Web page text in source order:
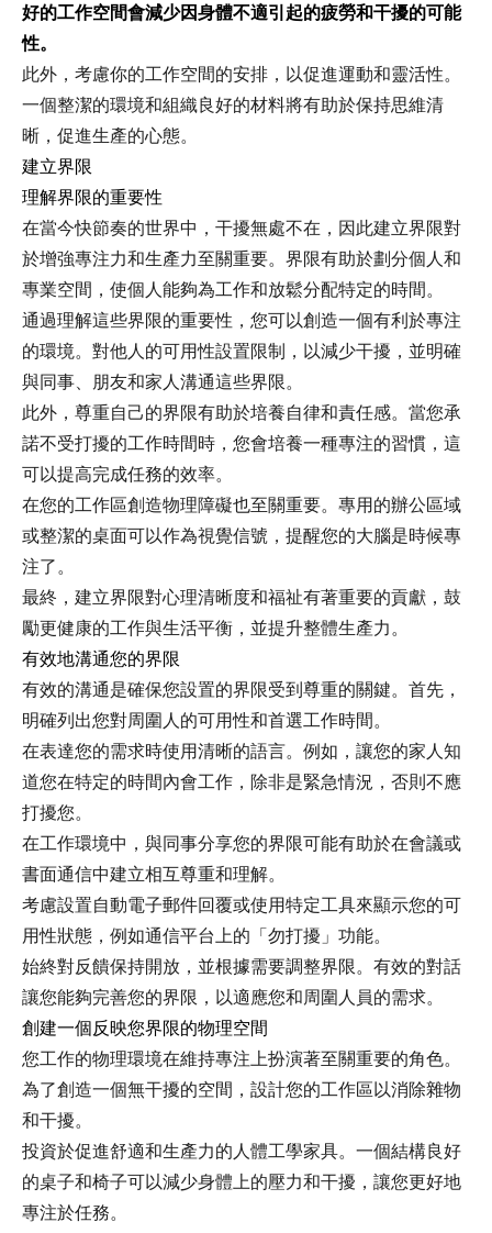
好的工作空間會減少因身體不適引起的疲勞和干擾的可能
性。
此外，考慮你的工作空間的安排，以促進運動和靈活性。
一個整潔的環境和組織良好的材料將有助於保持思維清
晰，促進生產的心態。
建立界限
理解界限的重要性
在當今快節奏的世界中，干擾無處不在，因此建立界限對
於增強專注力和生產力至關重要。界限有助於劃分個人和
專業空間，使個人能夠為工作和放鬆分配特定的時間。
通過理解這些界限的重要性，您可以創造一個有利於專注
的環境。對他人的可用性設置限制，以減少干擾，並明確
與同事、朋友和家人溝通這些界限。
此外，尊重自己的界限有助於培養自律和責任感。當您承
諾不受打擾的工作時間時，您會培養一種專注的習慣，這
可以提高完成任務的效率。
在您的工作區創造物理障礙也至關重要。專用的辦公區域
或整潔的桌面可以作為視覺信號，提醒您的大腦是時候專
注了。
最終，建立界限對心理清晰度和福祉有著重要的貢獻，鼓
勵更健康的工作與生活平衡，並提升整體生產力。
有效地溝通您的界限
有效的溝通是確保您設置的界限受到尊重的關鍵。首先，
明確列出您對周圍人的可用性和首選工作時間。
在表達您的需求時使用清晰的語言。例如，讓您的家人知
道您在特定的時間內會工作，除非是緊急情況，否則不應
打擾您。
在工作環境中，與同事分享您的界限可能有助於在會議或
書面通信中建立相互尊重和理解。
考慮設置自動電子郵件回覆或使用特定工具來顯示您的可
用性狀態，例如通信平台上的「勿打擾」功能。
始終對反饋保持開放，並根據需要調整界限。有效的對話
讓您能夠完善您的界限，以適應您和周圍人員的需求。
創建一個反映您界限的物理空間
您工作的物理環境在維持專注上扮演著至關重要的角色。
為了創造一個無干擾的空間，設計您的工作區以消除雜物
和干擾。
投資於促進舒適和生產力的人體工學家具。一個結構良好
的桌子和椅子可以減少身體上的壓力和干擾，讓您更好地
專注於任務。